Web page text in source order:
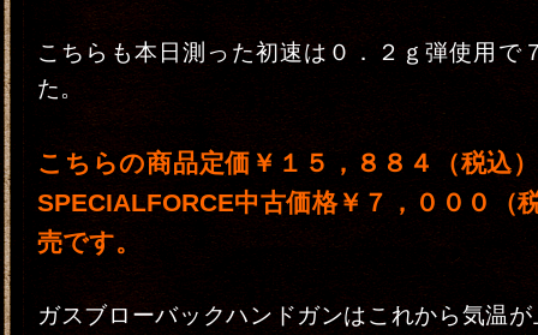
こちらも本日測った初速は０．２ｇ弾使用で
た。
こちらの商品定価￥１５，８８４（税込
SPECIALFORCE中古価格￥７，０００（
売です。
ガスブローバックハンドガンはこれから気温